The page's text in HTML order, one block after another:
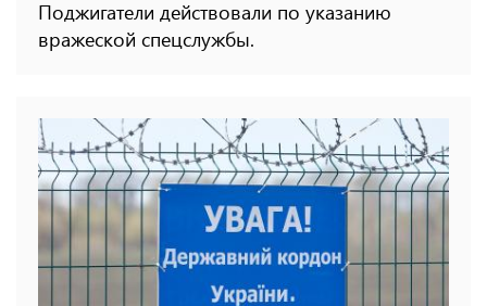
Поджигатели действовали по указанию
вражеской спецслужбы.